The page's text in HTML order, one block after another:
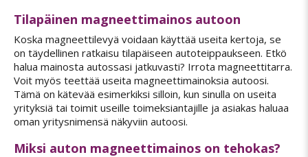
Tilapäinen magneettimainos autoon
Koska magneettilevyä voidaan käyttää useita kertoja, se
on täydellinen ratkaisu tilapäiseen autoteippaukseen. Etkö
halua mainosta autossasi jatkuvasti? Irrota magneettitarra.
Voit myös teettää useita magneettimainoksia autoosi.
Tämä on kätevää esimerkiksi silloin, kun sinulla on useita
yrityksiä tai toimit useille toimeksiantajille ja asiakas haluaa
oman yritysnimensä näkyviin autoosi.
Miksi auton magneettimainos on tehokas?